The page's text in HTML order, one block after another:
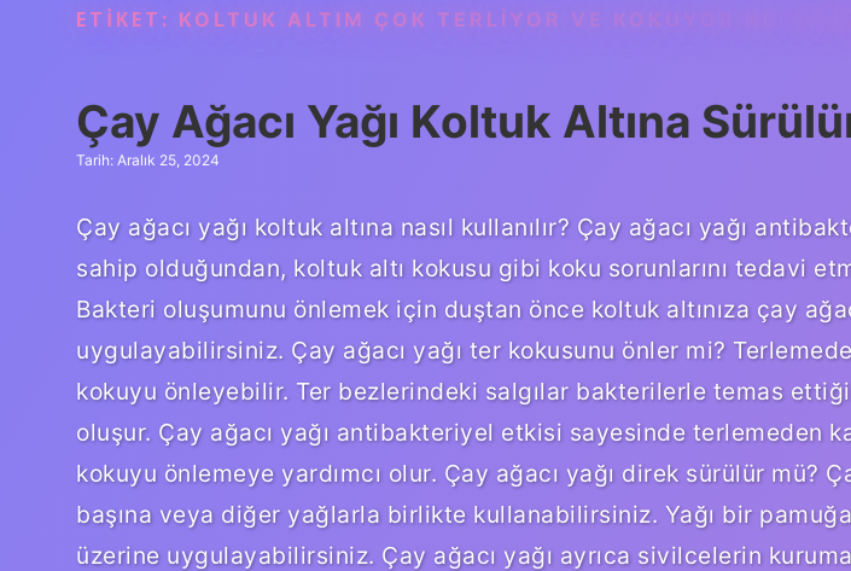
ETIKET: KOLTUK ALTIM ÇOK TERLIYOR VE KOKUYOR NE
Çay Ağacı Yağı Koltuk Altına
Tarih: Aralık 25, 2024
Çay ağacı yağı koltuk altına nasıl kullanılır? Çay ağacı yağı
sahip olduğundan, koltuk altı kokusu gibi koku sorunlarını tedavi
Bakteri oluşumunu önlemek için duştan önce koltuk altınıza çay
uygulayabilirsiniz. Çay ağacı yağı ter kokusunu önler mi?
kokuyu önleyebilir. Ter bezlerindeki salgılar bakterilerle temas
oluşur. Çay ağacı yağı antibakteriyel etkisi sayesinde terlemeden
kokuyu önlemeye yardımcı olur. Çay ağacı yağı direk sürülür mü?
başına veya diğer yağlarla birlikte kullanabilirsiniz. Yağı bir
üzerine uygulayabilirsiniz. Çay ağacı yağı ayrıca sivilcelerin